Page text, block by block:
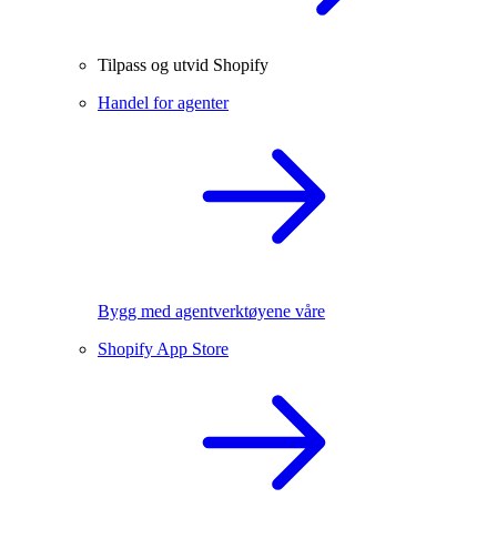
Tilpass og utvid Shopify
Handel for agenter
Bygg med agentverktøyene våre
Shopify App Store